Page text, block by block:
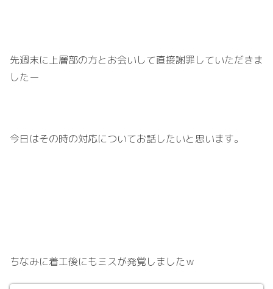
先週末に上層部の方とお会いして直接謝罪していただきま
したー
今日はその時の対応についてお話したいと思います。
ちなみに着工後にもミスが発覚しましたｗ